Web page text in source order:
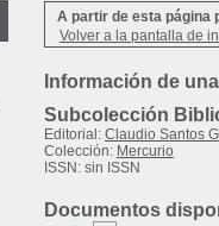
A partir de esta página
Volver a la pantalla de
Información de
Subcolección
Editorial: Claudio Santos
Colección: Mercurio
ISSN: sin ISSN
Documentos